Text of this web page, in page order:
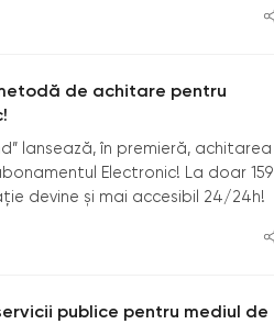
de achitare pentru
lansează, în premieră, achitarea
Electronic! La doar 159
devine și mai accesibil 24/24h!
publice pentru mediul de